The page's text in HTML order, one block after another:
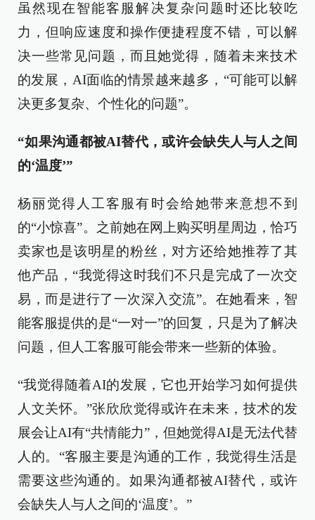
虽然现在智能客服解决复杂问题时还比较吃
力，但响应速度和操作便捷程度不错，可以解
决一些常见问题，而且她觉得，随着未来技术
的发展，AI面临的情景越来越多，“可能可以解
决更多复杂、个性化的问题”。
“如果沟通都被AI替代，或许会缺失人与人之间
的‘温度’”
杨丽觉得人工客服有时会给她带来意想不到
的“小惊喜”。之前她在网上购买明星周边，恰巧
卖家也是该明星的粉丝，对方还给她推荐了其
他产品，“我觉得这时我们不只是完成了一次交
易，而是进行了一次深入交流”。在她看来，智
能客服提供的是“一对一”的回复，只是为了解决
问题，但人工客服可能会带来一些新的体验。
“我觉得随着AI的发展，它也开始学习如何提供
人文关怀。”张欣欣觉得或许在未来，技术的发
展会让AI有“共情能力”，但她觉得AI是无法代替
人的。“客服主要是沟通的工作，我觉得生活是
需要这些沟通的。如果沟通都被AI替代，或许
会缺失人与人之间的‘温度’。”